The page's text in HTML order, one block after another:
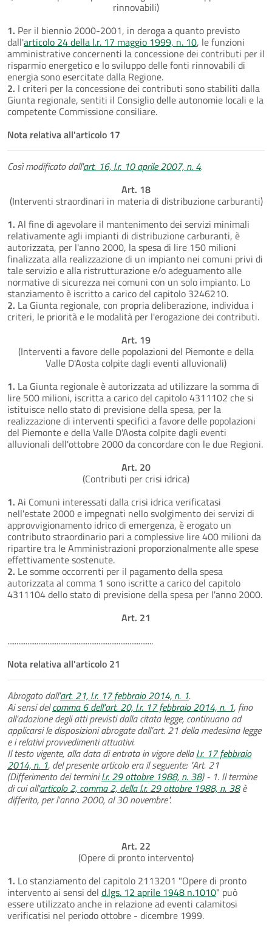
rinnovabili)
1. Per il biennio 2000-2001, in deroga a quanto previsto
dall'articolo 24 della l.r. 17 maggio 1999, n. 10, le funzioni
amministrative concernenti la concessione dei contributi per il
risparmio energetico e lo sviluppo delle fonti rinnovabili di
energia sono esercitate dalla Regione.
2. I criteri per la concessione dei contributi sono stabiliti dalla
Giunta regionale, sentiti il Consiglio delle autonomie locali e la
competente Commissione consiliare.
Nota relativa all'articolo 17
Così modificato dall'art. 16, l.r. 10 aprile 2007, n. 4.
Art. 18
(Interventi straordinari in materia di distribuzione carburanti)
1. Al fine di agevolare il mantenimento dei servizi minimali
relativamente agli impianti di distribuzione carburanti, è
autorizzata, per l'anno 2000, la spesa di lire 150 milioni
finalizzata alla realizzazione di un impianto nei comuni privi di
tale servizio e alla ristrutturazione e/o adeguamento alle
normative di sicurezza nei comuni con un solo impianto. Lo
stanziamento è iscritto a carico del capitolo 3246210.
2. La Giunta regionale, con propria deliberazione, individua i
criteri, le priorità e le modalità per l'erogazione dei contributi.
Art. 19
(Interventi a favore delle popolazioni del Piemonte e della
Valle D'Aosta colpite dagli eventi alluvionali)
1. La Giunta regionale è autorizzata ad utilizzare la somma di
lire 500 milioni, iscritta a carico del capitolo 4311102 che si
istituisce nello stato di previsione della spesa, per la
realizzazione di interventi specifici a favore delle popolazioni
del Piemonte e della Valle D'Aosta colpite dagli eventi
alluvionali dell'ottobre 2000 da concordare con le due Regioni.
Art. 20
(Contributi per crisi idrica)
1. Ai Comuni interessati dalla crisi idrica verificatasi
nell'estate 2000 e impegnati nello svolgimento dei servizi di
approvvigionamento idrico di emergenza, è erogato un
contributo straordinario pari a complessive lire 400 milioni da
ripartire tra le Amministrazioni proporzionalmente alle spese
effettivamente sostenute.
2. Le somme occorrenti per il pagamento della spesa
autorizzata al comma 1 sono iscritte a carico del capitolo
4311104 dello stato di previsione della spesa per l'anno 2000.
Art. 21
................................................................................
Nota relativa all'articolo 21
Abrogato dall'art. 21, l.r. 17 febbraio 2014, n. 1.
Ai sensi delcomma 6 dell'art. 20, l.r. 17 febbraio 2014, n. 1, fino
all’adozione degli atti previsti dalla citata legge, continuano ad
applicarsi le disposizioni abrogate dall’art. 21 della medesima legge
e i relativi provvedimenti attuativi.
Il testo vigente, alla data di entrata in vigore dellal.r. 17 febbraio
2014, n. 1, del presente articolo era il seguente: "Art. 21
(Differimento dei terminil.r. 29 ottobre 1988, n. 38) - 1. Il termine
di cui all'articolo 2, comma 2, della l.r. 29 ottobre 1988, n. 38è
differito, per l'anno 2000, al 30 novembre".
Art. 22
(Opere di pronto intervento)
1. Lo stanziamento del capitolo 2113201 "Opere di pronto
intervento ai sensi del d.lgs. 12 aprile 1948 n.1010" può
essere utilizzato anche in relazione ad eventi calamitosi
verificatisi nel periodo ottobre - dicembre 1999.